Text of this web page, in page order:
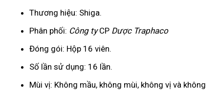
Thương hiệu: Shiga.
Phân phối: Công tyCP Dược Traphaco
Đóng gói: Hộp 16 viên.
Số lần sử dụng: 16 lần.
Mùi vị: Không mầu, không mùi, không vị và không